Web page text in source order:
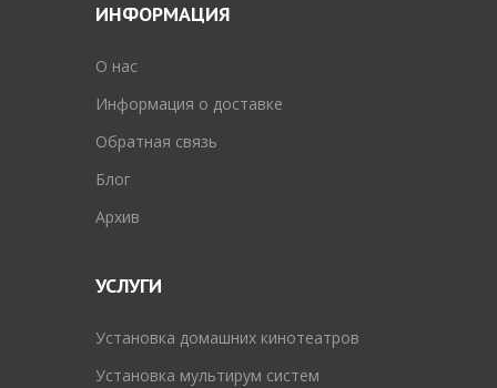
ИНФОРМАЦИЯ
O нас
Информация о доставке
Обратная связь
Блог
Архив
УСЛУГИ
Установка домашних кинотеатров
Установка мультирум систем